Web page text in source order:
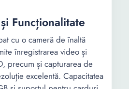
Funcționalitate
cu o cameră de înaltă
înregistrarea video și
precum și capturarea de
excelentă. Capacitatea